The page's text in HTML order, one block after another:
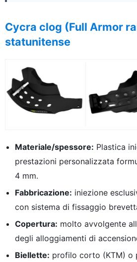
Cycra clog (Full Armor
statunitense
Materiale/spessore: Plastica
prestazioni personalizzata
4 mm.
Fabbricazione: iniezione
con sistema di fissaggio
Copertura: molto avvolgente
degli alloggiamenti di
Biellette: profilo corto (KTM) o